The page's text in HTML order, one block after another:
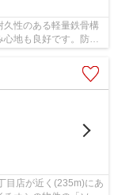
性のある軽量鉄骨構
地も良好です。防犯
目店が近く(235m)にあ